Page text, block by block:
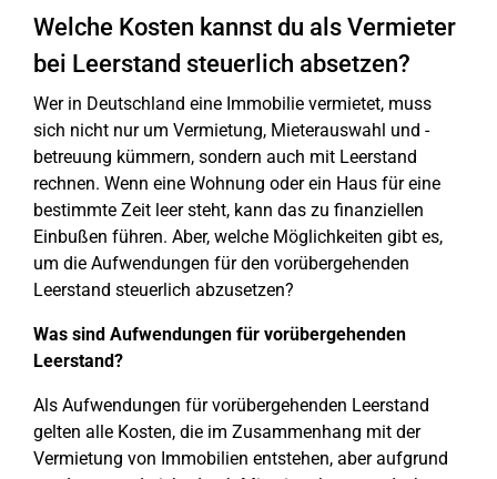
Welche Kosten kannst du als Vermieter
bei Leerstand steuerlich absetzen?
Wer in Deutschland eine Immobilie vermietet, muss
sich nicht nur um Vermietung, Mieterauswahl und -
betreuung kümmern, sondern auch mit Leerstand
rechnen. Wenn eine Wohnung oder ein Haus für eine
bestimmte Zeit leer steht, kann das zu finanziellen
Einbußen führen. Aber, welche Möglichkeiten gibt es,
um die Aufwendungen für den vorübergehenden
Leerstand steuerlich abzusetzen?
Was sind Aufwendungen für vorübergehenden
Leerstand?
Als Aufwendungen für vorübergehenden Leerstand
gelten alle Kosten, die im Zusammenhang mit der
Vermietung von Immobilien entstehen, aber aufgrund